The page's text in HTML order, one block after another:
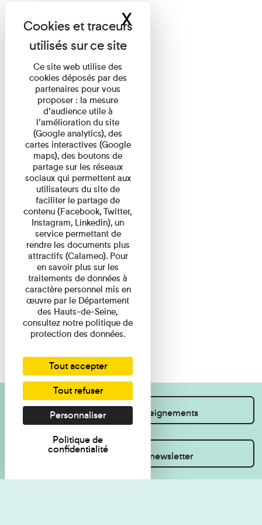
Je souhaite des renseignements
Inscrivez-vous à la newsletter
Ce site web utilise des
cookies déposés par des
partenaires pour vous
proposer : la mesure
d’audience utile à
l’amélioration du site
(Google analytics), des
cartes interactives (Google
maps), des boutons de
partage sur les réseaux
sociaux qui permettent aux
utilisateurs du site de
faciliter le partage de
contenu (Facebook, Twitter,
Instagram, Linkedin), un
service permettant de
rendre les documents plus
attractifs (Calameo). Pour
en savoir plus sur les
traitements de données à
caractère personnel mis en
œuvre par le Département
des Hauts-de-Seine,
consultez notre politique de
protection des données.
Tout accepter
Tout refuser
Personnaliser
Politique de
confidentialité
XMasquer le